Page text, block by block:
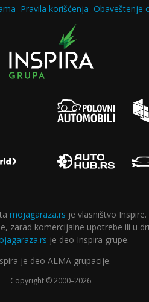
Pravila korišćenja Obaveštenje
mojagaraza.rs je vlasništvo Inspire.
zarad komercijalne upotrebe ili u
je deo Inspira grupe.
je deo ALMA grupacije.
Copyright © 2000–2026.